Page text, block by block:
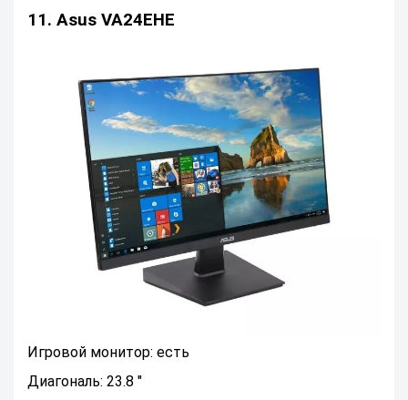
11. Asus VA24EHE
Игровой монитор: есть
Диагональ: 23.8 "